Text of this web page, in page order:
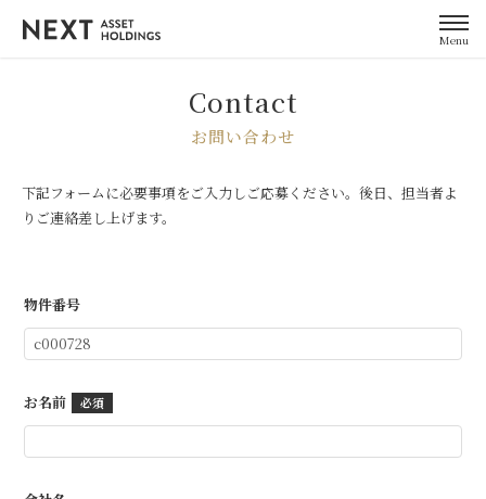
Menu
Contact
お問い合わせ
下記フォームに必要事項をご入力しご応募ください。後日、担当者よ
りご連絡差し上げます。
物件番号
お名前